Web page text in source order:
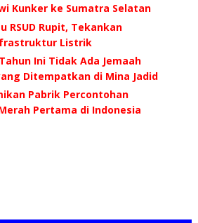
Kunker ke Sumatra Selatan
RSUD Rupit, Tekankan
Listrik
Ini Tidak Ada Jemaah
Ditempatkan di Mina Jadid
Pabrik Percontohan
Pertama di Indonesia